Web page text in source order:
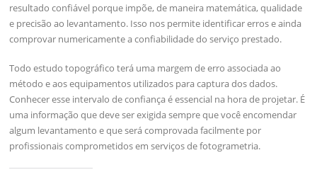
resultado confiável porque impõe, de maneira matemática, qualidade
e precisão ao levantamento. Isso nos permite identificar erros e ainda
comprovar numericamente a confiabilidade do serviço prestado.
Todo estudo topográfico terá uma margem de erro associada ao
método e aos equipamentos utilizados para captura dos dados.
Conhecer esse intervalo de confiança é essencial na hora de projetar. É
uma informação que deve ser exigida sempre que você encomendar
algum levantamento e que será comprovada facilmente por
profissionais comprometidos em serviços de fotogrametria.